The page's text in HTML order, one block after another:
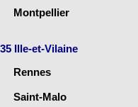
Montpellier
35 Ille-et-Vilaine
Rennes
Saint-Malo